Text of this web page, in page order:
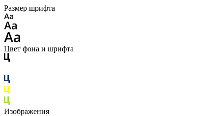
Размер шрифта
Цвет фона и шрифта
Изображения